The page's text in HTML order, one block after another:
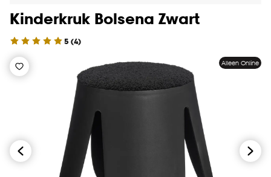
Kinderkruk Bolsena Zwart
5 (4)
Alleen Online